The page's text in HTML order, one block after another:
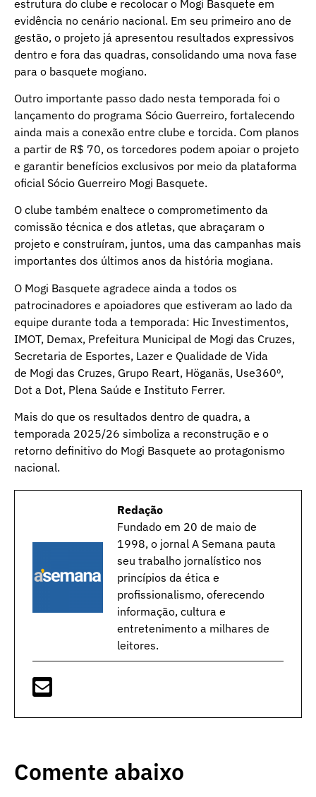
estrutura do clube e recolocar o Mogi Basquete em
evidência no cenário nacional. Em seu primeiro ano de
gestão, o projeto já apresentou resultados expressivos
dentro e fora das quadras, consolidando uma nova fase
para o basquete mogiano.
Outro importante passo dado nesta temporada foi o
lançamento do programa Sócio Guerreiro, fortalecendo
ainda mais a conexão entre clube e torcida. Com planos
a partir de R$ 70, os torcedores podem apoiar o projeto
e garantir benefícios exclusivos por meio da plataforma
oficial Sócio Guerreiro Mogi Basquete.
O clube também enaltece o comprometimento da
comissão técnica e dos atletas, que abraçaram o
projeto e construíram, juntos, uma das campanhas mais
importantes dos últimos anos da história mogiana.
O Mogi Basquete agradece ainda a todos os
patrocinadores e apoiadores que estiveram ao lado da
equipe durante toda a temporada: Hic Investimentos,
IMOT, Demax, Prefeitura Municipal de Mogi das Cruzes,
Secretaria de Esportes, Lazer e Qualidade de Vida
de Mogi das Cruzes, Grupo Reart, Höganäs, Use360º,
Dot a Dot, Plena Saúde e Instituto Ferrer.
Mais do que os resultados dentro de quadra, a
temporada 2025/26 simboliza a reconstrução e o
retorno definitivo do Mogi Basquete ao protagonismo
nacional.
Redação
Fundado em 20 de maio de
1998, o jornal A Semana pauta
seu trabalho jornalístico nos
princípios da ética e
profissionalismo, oferecendo
informação, cultura e
entretenimento a milhares de
leitores.
Comente abaixo